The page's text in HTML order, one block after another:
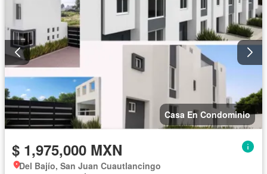
Casa En Condominio
$ 1,975,000 MXN
Del Bajío, San Juan Cuautlancingo